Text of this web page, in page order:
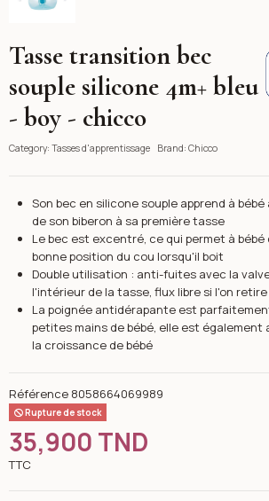
Tasse transition bec
souple silicone 4m+ bleu
- boy - chicco
Category: Tasses d'apprentissage Brand: Chicco
Son bec en silicone souple apprend à
de son biberon à sa première tasse
Le bec est excentré, ce qui permet à
bonne position du cou lorsqu'il boit
Double utilisation : anti-fuites avec la
l'intérieur de la tasse, flux libre si l'on
La poignée antidérapante est
petites mains de bébé, elle est également
la croissance de bébé
Référence 8058664069989
Rupture de stock
35,900 TND
TTC